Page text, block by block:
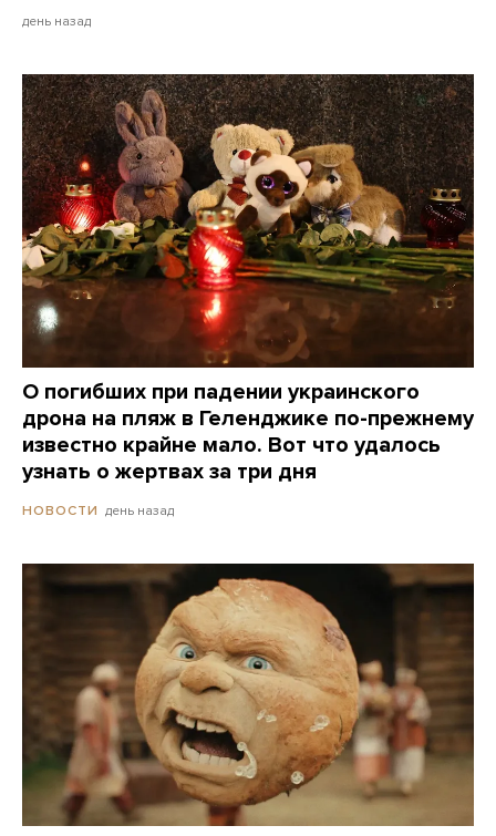
день назад
О погибших при падении украинского
дрона на пляж в Геленджике по-прежнему
известно крайне мало. Вот что удалось
узнать о жертвах за три дня
НОВОСТИ день назад